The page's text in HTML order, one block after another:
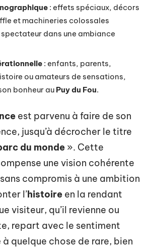
: effets spéciaux, décors
et machineries colossales
dans une ambiance
: enfants, parents,
ou amateurs de sensations,
bonheur au Puy du Fou.
est parvenu à faire de son
jusqu’à décrocher le titre
du monde ». Cette
une vision cohérente
compromis à une ambition
l’histoire en la rendant
visiteur, qu’il revienne ou
repart avec le sentiment
à quelque chose de rare, bien